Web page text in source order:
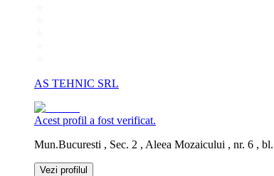
AS TEHNIC SRL
Acest profil a fost verificat.
Mun.Bucuresti , Sec. 2 , Aleea Mozaicului , nr. 6 ,
Vezi profilul